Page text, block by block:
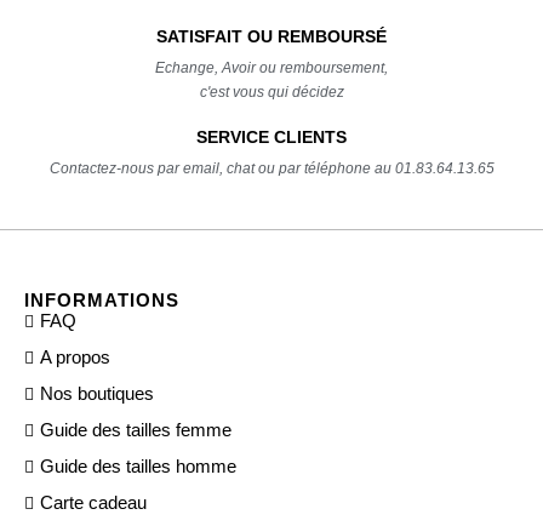
SATISFAIT OU REMBOURSÉ
Echange, Avoir ou remboursement,
c'est vous qui décidez
SERVICE CLIENTS
Contactez-nous par email, chat ou par téléphone au 01.83.64.13.65
INFORMATIONS
FAQ
A propos
Nos boutiques
Guide des tailles femme
Guide des tailles homme
Carte cadeau